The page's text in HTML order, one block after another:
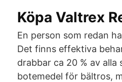
Köpa Valtrex
En person som redan
Det finns effektiva
drabbar ca 20 % av
botemedel för bältros,